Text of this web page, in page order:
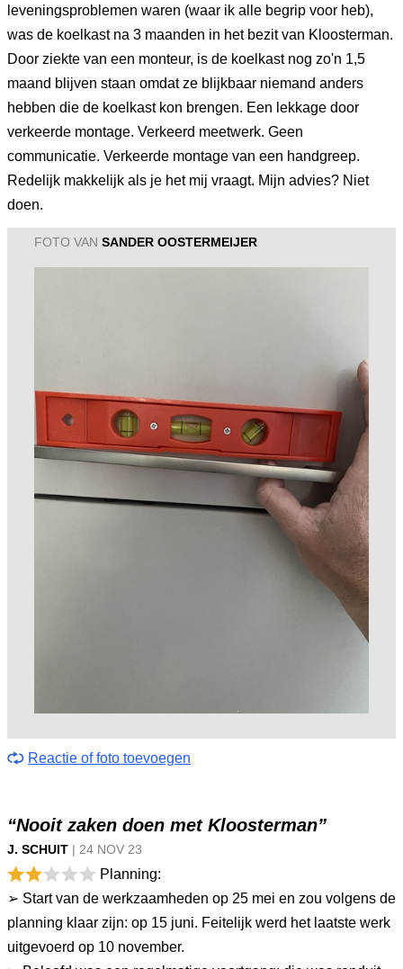
leveningsproblemen waren (waar ik alle begrip voor heb),
was de koelkast na 3 maanden in het bezit van Kloosterman.
Door ziekte van een monteur, is de koelkast nog zo'n 1,5
maand blijven staan omdat ze blijkbaar niemand anders
hebben die de koelkast kon brengen. Een lekkage door
verkeerde montage. Verkeerd meetwerk. Geen
communicatie. Verkeerde montage van een handgreep.
Redelijk makkelijk als je het mij vraagt. Mijn advies? Niet
doen.
FOTO VAN SANDER OOSTERMEIJER
Reactie of foto toevoegen
“Nooit zaken doen met Kloosterman”
J. SCHUIT | 24 NOV 23
Planning:
➢ Start van de werkzaamheden op 25 mei en zou volgens de
planning klaar zijn: op 15 juni. Feitelijk werd het laatste werk
uitgevoerd op 10 november.